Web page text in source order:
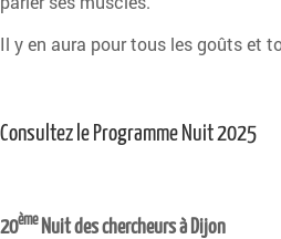
Il y en aura pour tous les goûts et
Consultez le Programme Nuit 2025
20èmeNuit des chercheurs à Dijon